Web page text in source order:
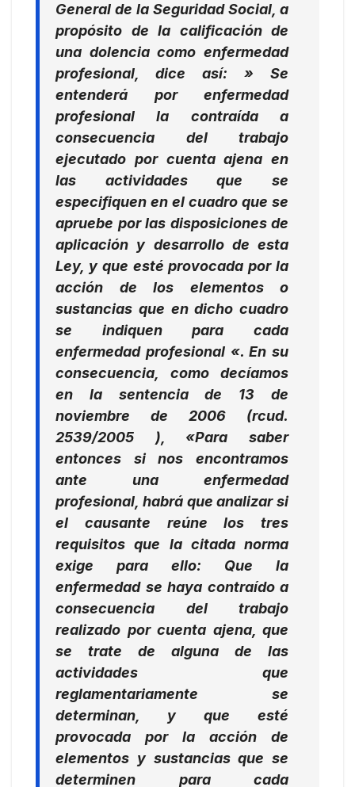
General de la Seguridad Social, a
propósito de la calificación de
una dolencia como enfermedad
profesional, dice así: » Se
entenderá por enfermedad
profesional la contraída a
consecuencia del trabajo
ejecutado por cuenta ajena en
las actividades que se
especifiquen en el cuadro que se
apruebe por las disposiciones de
aplicación y desarrollo de esta
Ley, y que esté provocada por la
acción de los elementos o
sustancias que en dicho cuadro
se indiquen para cada
enfermedad profesional«. En su
consecuencia, como decíamos
en la sentencia de 13 de
noviembre de 2006 (rcud.
2539/2005 ), «Para saber
entonces si nos encontramos
ante una enfermedad
profesional, habrá que analizar si
el causante reúne los tres
requisitos que la citada norma
exige para ello: Que la
enfermedad se haya contraído a
consecuencia del trabajo
realizado por cuenta ajena, que
se trate de alguna de las
actividades que
reglamentariamente se
determinan, y que esté
provocada por la acción de
elementos y sustancias que se
determinen para cada